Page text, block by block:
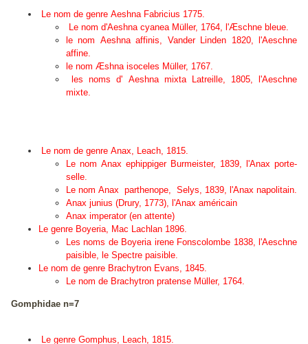
Le nom de genre Aeshna Fabricius 1775.
Le nom d'Aeshna cyanea Müller, 1764, l'Æschne bleue.
le nom Aeshna affinis, Vander Linden 1820, l'Aeschne
affine.
le nom Æshna isoceles Müller, 1767.
les noms d' Aeshna mixtaLatreille, 1805, l'Aeschne
mixte.
Le nom de genre Anax, Leach, 1815.
Le nom Anax ephippigerBurmeister, 1839, l'Anax porte-
selle.
Le nom Anax parthenope, Selys, 1839, l'Anax napolitain.
Anax junius (Drury, 1773), l'Anax américain
Anax imperator (en attente)
Le genre Boyeria, Mac Lachlan 1896.
Les noms de Boyeria ireneFonscolombe 1838, l'Aeschne
paisible, le Spectre paisible.
Le nom de genre Brachytron Evans, 1845.
Le nom de Brachytron pratense Müller, 1764.
Gomphidae n=7
Le genre Gomphus, Leach, 1815.